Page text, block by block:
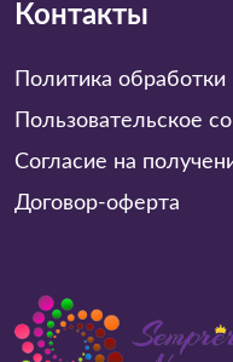
Контакты
Политика
Пользовательское
Согласие на
Договор-оферта